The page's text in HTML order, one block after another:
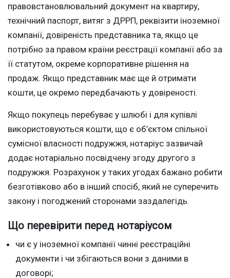
правовстановлювальний документ на квартиру,
технічний паспорт, витяг з ДРРП, реквізити іноземної
компанії, довіреність представника та, якщо це
потрібно за правом країни реєстрації компанії або за
її статутом, окреме корпоративне рішення на
продаж. Якщо представник має ще й отримати
кошти, це окремо передбачають у довіреності.
Якщо покупець перебуває у шлюбі і для купівлі
використовуються кошти, що є об’єктом спільної
сумісної власності подружжя, нотаріус зазвичай
додає нотаріально посвідчену згоду другого з
подружжя. Розрахунок у таких угодах бажано робити
безготівково або в інший спосіб, який не суперечить
закону і погоджений сторонами заздалегідь.
Що перевірити перед нотаріусом
чи є у іноземної компанії чинні реєстраційні
документи і чи збігаються вони з даними в
договорі;